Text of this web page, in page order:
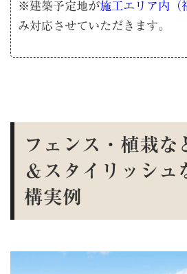
※建築予定地が施工エリア内（
み対応させていただきます。
フェンス・植栽な
＆スタイリッシュ
構実例